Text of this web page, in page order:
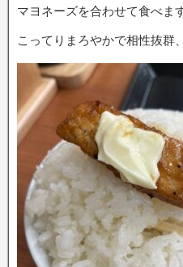
マヨネーズを合わせて食べます
こってりまろやかで相性抜群